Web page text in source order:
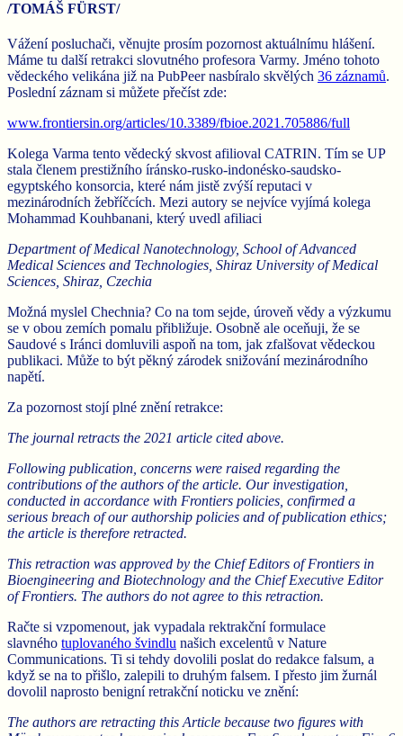
/TOMÁŠ FÜRST/
Vážení posluchači, věnujte prosím pozornost aktuálnímu hlášení.
Máme tu další retrakci slovutného profesora Varmy. Jméno tohoto
vědeckého velikána již na PubPeer nasbíralo skvělých 36 záznamů.
Poslední záznam si můžete přečíst zde:
www.frontiersin.org/articles/10.3389/fbioe.2021.705886/full
Kolega Varma tento vědecký skvost afilioval CATRIN. Tím se UP
stala členem prestižního íránsko-rusko-indonésko-saudsko-
egyptského konsorcia, které nám jistě zvýší reputaci v
mezinárodních žebříčcích. Mezi autory se nejvíce vyjímá kolega
Mohammad Kouhbanani, který uvedl afiliaci
Department of Medical Nanotechnology, School of Advanced
Medical Sciences and Technologies, Shiraz University of Medical
Sciences, Shiraz, Czechia
Možná myslel Chechnia? Co na tom sejde, úroveň vědy a výzkumu
se v obou zemích pomalu přibližuje. Osobně ale oceňuji, že se
Saudové s Iránci domluvili aspoň na tom, jak zfalšovat vědeckou
publikaci. Může to být pěkný zárodek snižování mezinárodního
napětí.
Za pozornost stojí plné znění retrakce:
The journal retracts the 2021 article cited above.
Following publication, concerns were raised regarding the
contributions of the authors of the article. Our investigation,
conducted in accordance with Frontiers policies, confirmed a
serious breach of our authorship policies and of publication ethics;
the article is therefore retracted.
This retraction was approved by the Chief Editors of Frontiers in
Bioengineering and Biotechnology and the Chief Executive Editor
of Frontiers. The authors do not agree to this retraction.
Račte si vzpomenout, jak vypadala rektrakční formulace
slavného tuplovaného švindlu našich excelentů v Nature
Communications. Ti si tehdy dovolili poslat do redakce falsum, a
když se na to přišlo, zalepili to druhým falsem. I přesto jim žurnál
dovolil naprosto benigní retrakční noticku ve znění:
The authors are retracting this Article because two figures with